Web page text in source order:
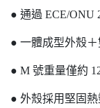
● 通過 ECE/ONU
● 一體成型外殼
● M 號重量僅約
● 外殼採用堅固